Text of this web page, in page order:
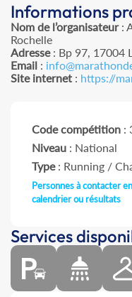
Informations
Nom de l’organisateur:
Rochelle
Adresse: Bp 97, 17004
Email :
Site internet : https://
Code compétition :
Niveau : National
Type: Running /
Personnes à contacter
calendrier ou résultats
Services